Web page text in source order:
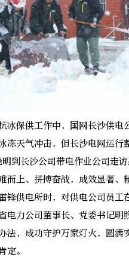
保供工作中，国网长沙供电
冻天气冲击，但长沙电网运
到长沙公司带电作业公司走
而上、拼搏奋战，成效显著
锋供电所时，对供电公司员
电力公司董事长、党委书记明
法，成功守护万家灯火，圆
定。